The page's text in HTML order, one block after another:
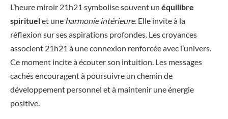
L’heure miroir 21h21 symbolise souvent un équilibre
spirituelet une harmonie intérieure. Elle invite à la
réflexion sur ses aspirations profondes. Les croyances
associent 21h21 à une connexion renforcée avec l’univers.
Ce moment incite à écouter son intuition. Les messages
cachés encouragent à poursuivre un chemin de
développement personnel et à maintenir une énergie
positive.